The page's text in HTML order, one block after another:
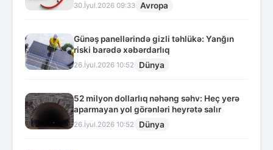
30.İyul.2026 09:33 Avropa
Günəş panellərində gizli təhlükə: Yanğın
riski barədə xəbərdarlıq
26.İyul.2026 10:52 Dünya
52 milyon dollarlıq nəhəng səhv: Heç yerə
aparmayan yol görənləri heyrətə salır
26.İyul.2026 10:52 Dünya